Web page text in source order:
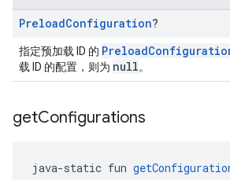
PreloadConfiguration?
指定预加载 ID 的
载 ID 的配置，则为 null。
getConfigurations
java-static fun